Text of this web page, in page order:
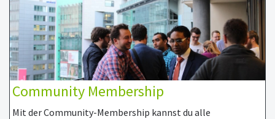
Community Membership
Mit der Community-Membership kannst du alle